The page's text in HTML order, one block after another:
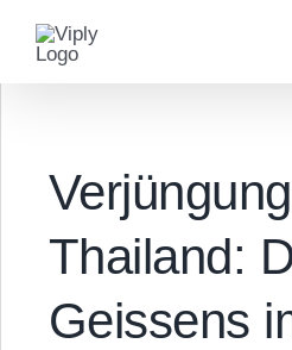
Inhalt
springen
Thailand:
Geissens